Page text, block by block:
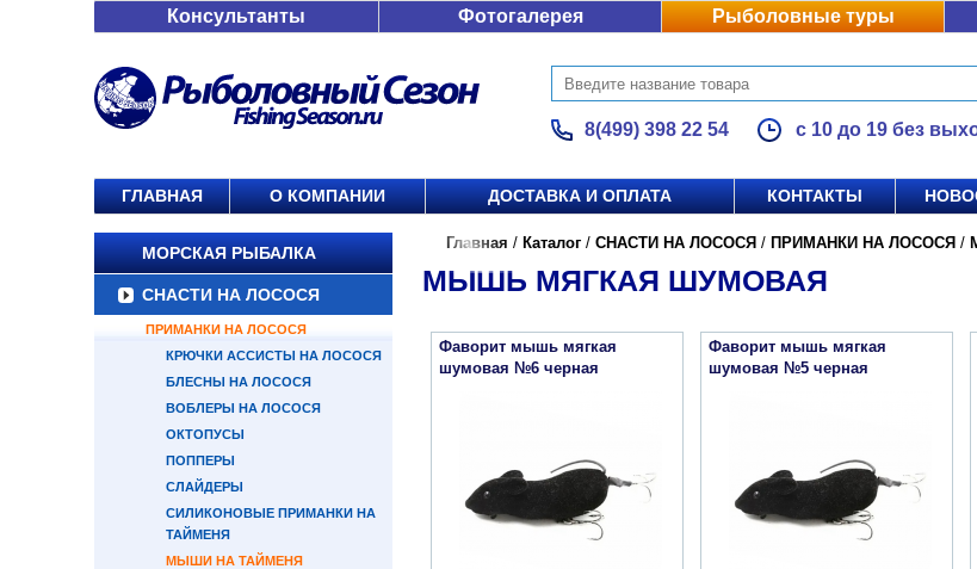
Консультанты Фотогалерея Рыболовные туры
8(499) 398 22 54 с 10 до 19 без
ГЛАВНАЯ О КОМПАНИИ ДОСТАВКА И ОПЛАТА КОНТАКТЫ
МОРСКАЯ РЫБАЛКА
СНАСТИ НА ЛОСОСЯ
ПРИМАНКИ НА ЛОСОСЯ
КРЮЧКИ АССИСТЫ НА ЛОСОСЯ
БЛЕСНЫ НА ЛОСОСЯ
ВОБЛЕРЫ НА ЛОСОСЯ
ОКТОПУСЫ
ПОППЕРЫ
СЛАЙДЕРЫ
СИЛИКОНОВЫЕ ПРИМАНКИ НА
ТАЙМЕНЯ
МЫШИ НА ТАЙМЕНЯ
Главная / Каталог / СНАСТИ НА ЛОСОСЯ / ПРИМАНКИ НА ЛОСОСЯ /
МЫШЬ МЯГКАЯ ШУМОВАЯ
Фаворит мышь мягкая
шумовая №6 черная
Фаворит мышь мягкая
шумовая №5 черная